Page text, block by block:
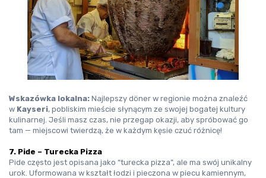
Wskazówka lokalna: Najlepszy döner w regionie można znaleźć
w Kayseri, pobliskim mieście słynącym ze swojej bogatej kultury
kulinarnej. Jeśli masz czas, nie przegap okazji, aby spróbować go
tam — miejscowi twierdzą, że w każdym kęsie czuć różnicę!
7. Pide – Turecka Pizza
Pide często jest opisana jako “turecka pizza”, ale ma swój unikalny
urok. Uformowana w kształt łodzi i pieczona w piecu kamiennym,